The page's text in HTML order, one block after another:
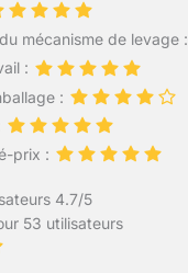
mécanisme de levage :
:
:
prix :
4.7/5
53 utilisateurs